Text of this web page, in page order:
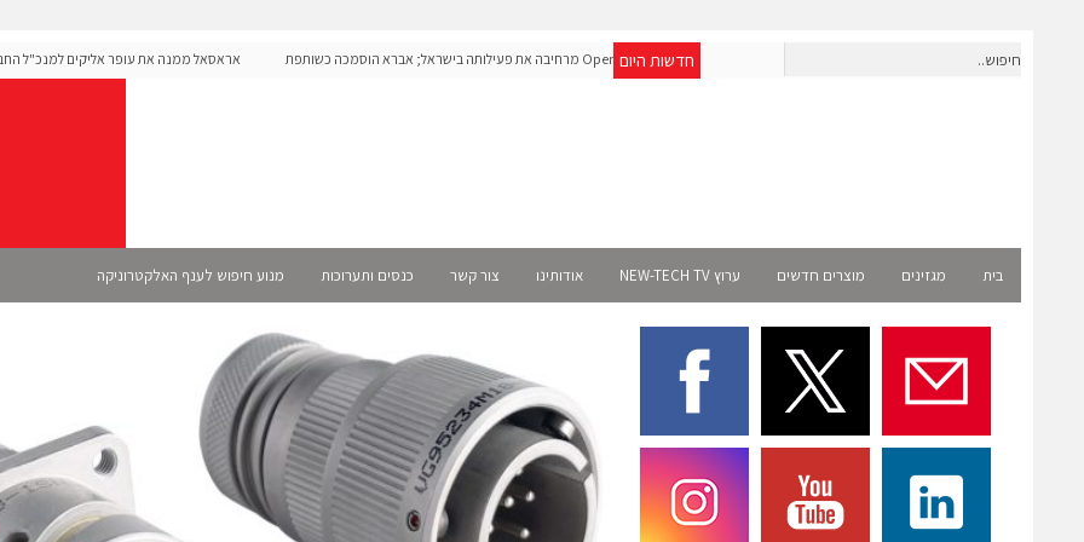
חדשות היוםחברת IAIG גייסה 6 מיליון דולר להקמת חברות תוכנה שנבנו מראש
OpenAI מרחיבה את פעילותה בישראל; אברא הוסמכה כשותפת
אראסאל ממנה את עופר אליקים למנכ"ל
בית מגזינים מוצרים חדשים ערוץ NEW-TECH TV אודותינו צור קשר כנסים ותערוכות מנוע חיפוש לענף האלקטרוניקה